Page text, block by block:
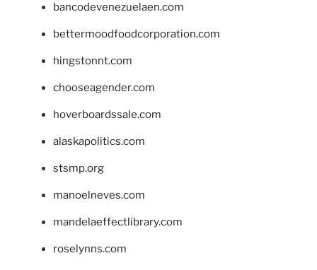
bancodevenezuelaen.com
bettermoodfoodcorporation.com
hingstonnt.com
chooseagender.com
hoverboardssale.com
alaskapolitics.com
stsmp.org
manoelneves.com
mandelaeffectlibrary.com
roselynns.com